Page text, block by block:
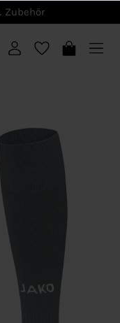
Zubehör